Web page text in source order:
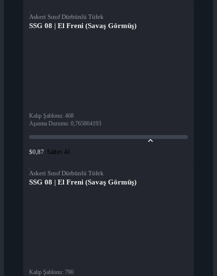
Askeri Sınıf Dürbünlü Tüfek
SSG 08 | El Freni (Savaş Görmüş)
Kalıp Şablonu: 468
Aşınma Durumu: 0,765864193
$0,87 Satın Al
Askeri Sınıf Dürbünlü Tüfek
SSG 08 | El Freni (Savaş Görmüş)
Kalıp Şablonu: 790